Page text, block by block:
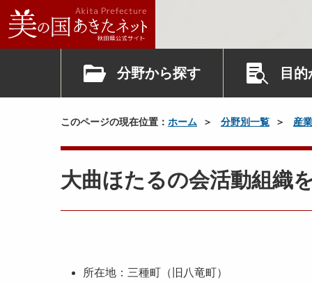
分野から探す 目
このページの現在位置： ホーム 分野別一覧 産
大曲ほたるの会活動組織
所在地：三種町（旧八竜町）